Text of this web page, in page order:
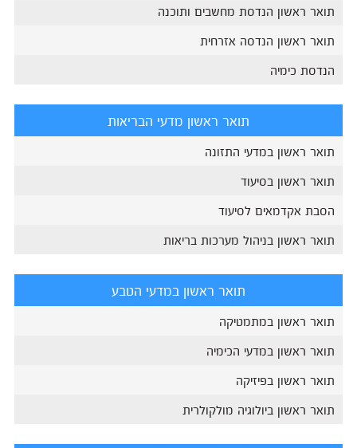
תואר ראשון הנדסת מחשבים ותוכנה
תואר ראשון הנדסה אזרחית
הנדסת כימיה
תואר ראשון מדעי הבריאות
תואר ראשון במדעי התזונה
תואר ראשון בסיעוד
הסבת אקדמאים לסיעוד
תואר ראשון בניהול מערכות בריאות
תואר ראשון במדעי הטבע
תואר ראשון במתמטיקה
תואר ראשון במדעי הכימיה
תואר ראשון בפיזיקה
תואר ראשון ביולוגיה מולקולרית